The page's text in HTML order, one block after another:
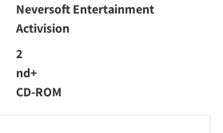
Neversoft Entertainment
Activision
2
nd+
CD-ROM